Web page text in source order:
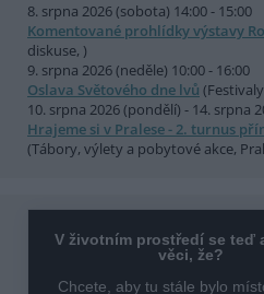
8. srpna 2026 (sobota) 14:00 - 15:00
Komentované prohlídky výstavy
diskuse, )
9. srpna 2026 (neděle) 10:00 - 16:00
Oslava Světového dne lvů
10. srpna 2026 (pondělí) - 14. srpna
Hrajeme si v Pralese - 2. turnus
(Tábory, výlety a pobytové akce,